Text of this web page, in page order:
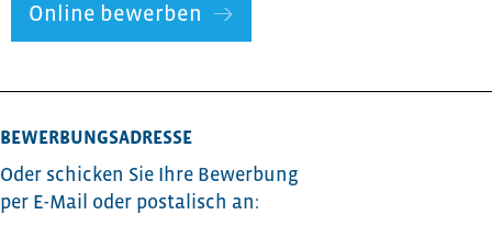
Online bewerben
BEWERBUNGSADRESSE
Oder schicken Sie Ihre Bewerbung
per E-Mail oder postalisch an: